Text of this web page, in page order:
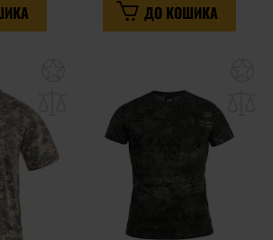
ДО КОШИКА
списку
уподобань